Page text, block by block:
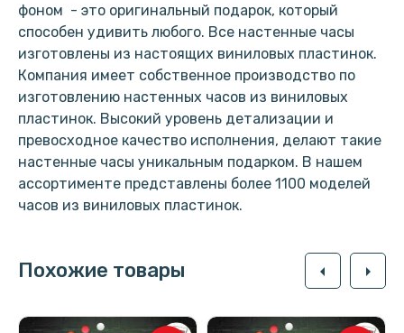
фоном - это оригинальный подарок, который
способен удивить любого. Все настенные часы
изготовлены из настоящих виниловых пластинок.
Компания имеет собственное производство по
изготовлению настенных часов из виниловых
пластинок. Высокий уровень детализации и
превосходное качество исполнения, делают такие
настенные часы уникальным подарком. В нашем
ассортименте представлены более 1100 моделей
часов из виниловых пластинок.
Похожие товары arrow_left arrow_right